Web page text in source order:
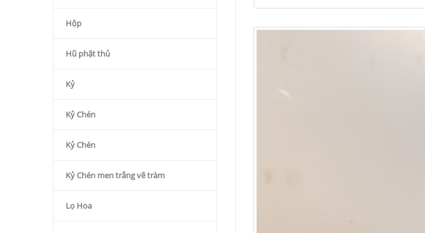
Hộp
Hũ phật thủ
Kỷ
Kỷ Chén
Kỷ Chén
Kỷ Chén men trắng vẽ tràm
Lọ Hoa